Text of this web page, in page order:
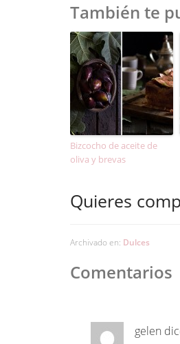
También te
Bizcocho de aceite de
oliva y brevas
Quieres
Archivado en: Dulces
Comentarios
gelen